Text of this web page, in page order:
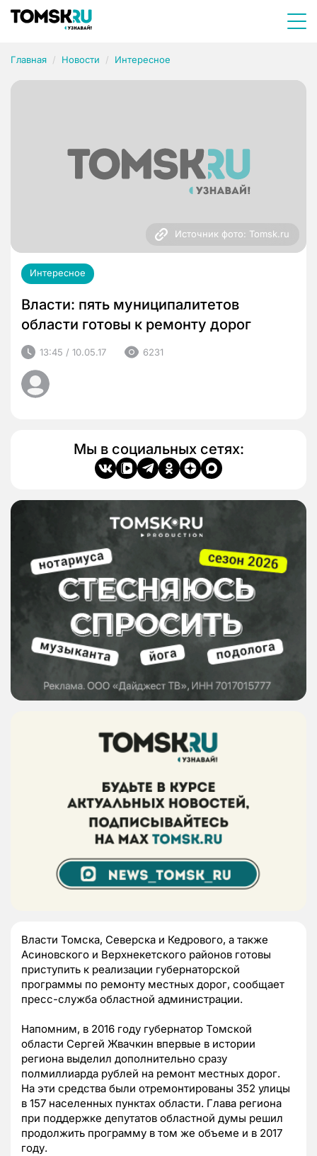
Главная Новости Интересное
Источник фото: Tomsk.ru
Интересное
Власти: пять муниципалитетов
области готовы к ремонту дорог
13:45 / 10.05.17 6231
Мы в социальных сетях:
Власти Томска, Северска и Кедрового, а также
Асиновского и Верхнекетского районов готовы
приступить к реализации губернаторской
программы по ремонту местных дорог, сообщает
пресс-служба областной администрации.
Напомним, в 2016 году губернатор Томской
области Сергей Жвачкин впервые в истории
региона выделил дополнительно сразу
полмиллиарда рублей на ремонт местных дорог.
На эти средства были отремонтированы 352 улицы
в 157 населенных пунктах области. Глава региона
при поддержке депутатов областной думы решил
продолжить программу в том же объеме и в 2017
году.